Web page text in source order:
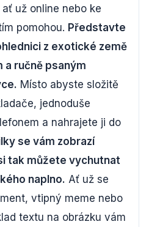
už online nebo ke
pomohou. Představte
z exotické země
a ručně psaným
Místo abyste složitě
jednoduše
a nahrajete ji do
se vám zobrazí
tak můžete vychutnat
naplno. Ať už se
vtipný meme nebo
textu na obrázku vám